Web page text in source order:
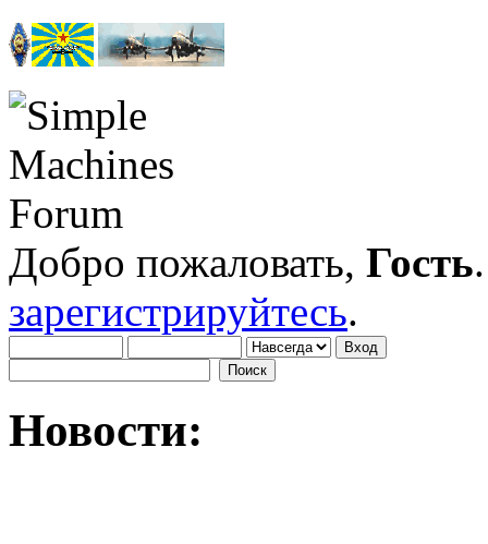
Добро пожаловать, Гость
зарегистрируйтесь.
Новости: